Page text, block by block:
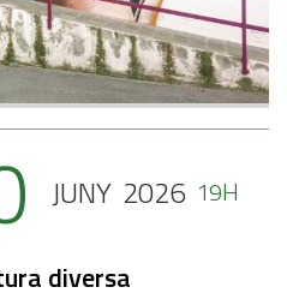
JUNY 2026 19H
diversa